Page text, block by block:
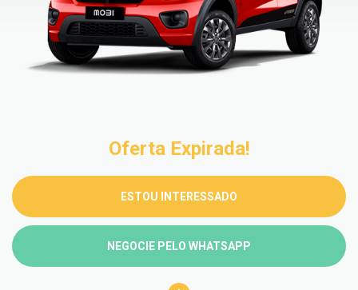
Oferta Expirada!
ESTOU INTERESSADO
NEGOCIE PELO WHATSAPP